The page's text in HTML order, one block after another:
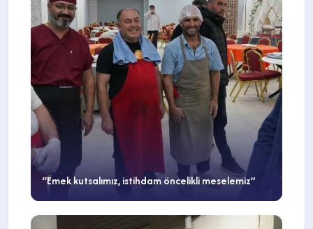
“Emek kutsalımız, istihdam öncelikli meselemiz”